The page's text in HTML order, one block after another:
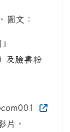
文：
及臉書粉
片，